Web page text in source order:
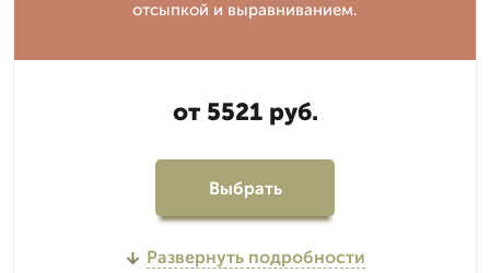
отсыпкой и выравниванием.
от 5521 руб.
Выбрать
Развернуть подробности